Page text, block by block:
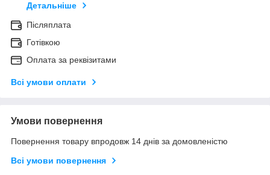
Детальніше
Післяплата
Готівкою
Оплата за реквізитами
Всі умови оплати
Умови повернення
Повернення товару впродовж 14 днів за домовленістю
Всі умови повернення